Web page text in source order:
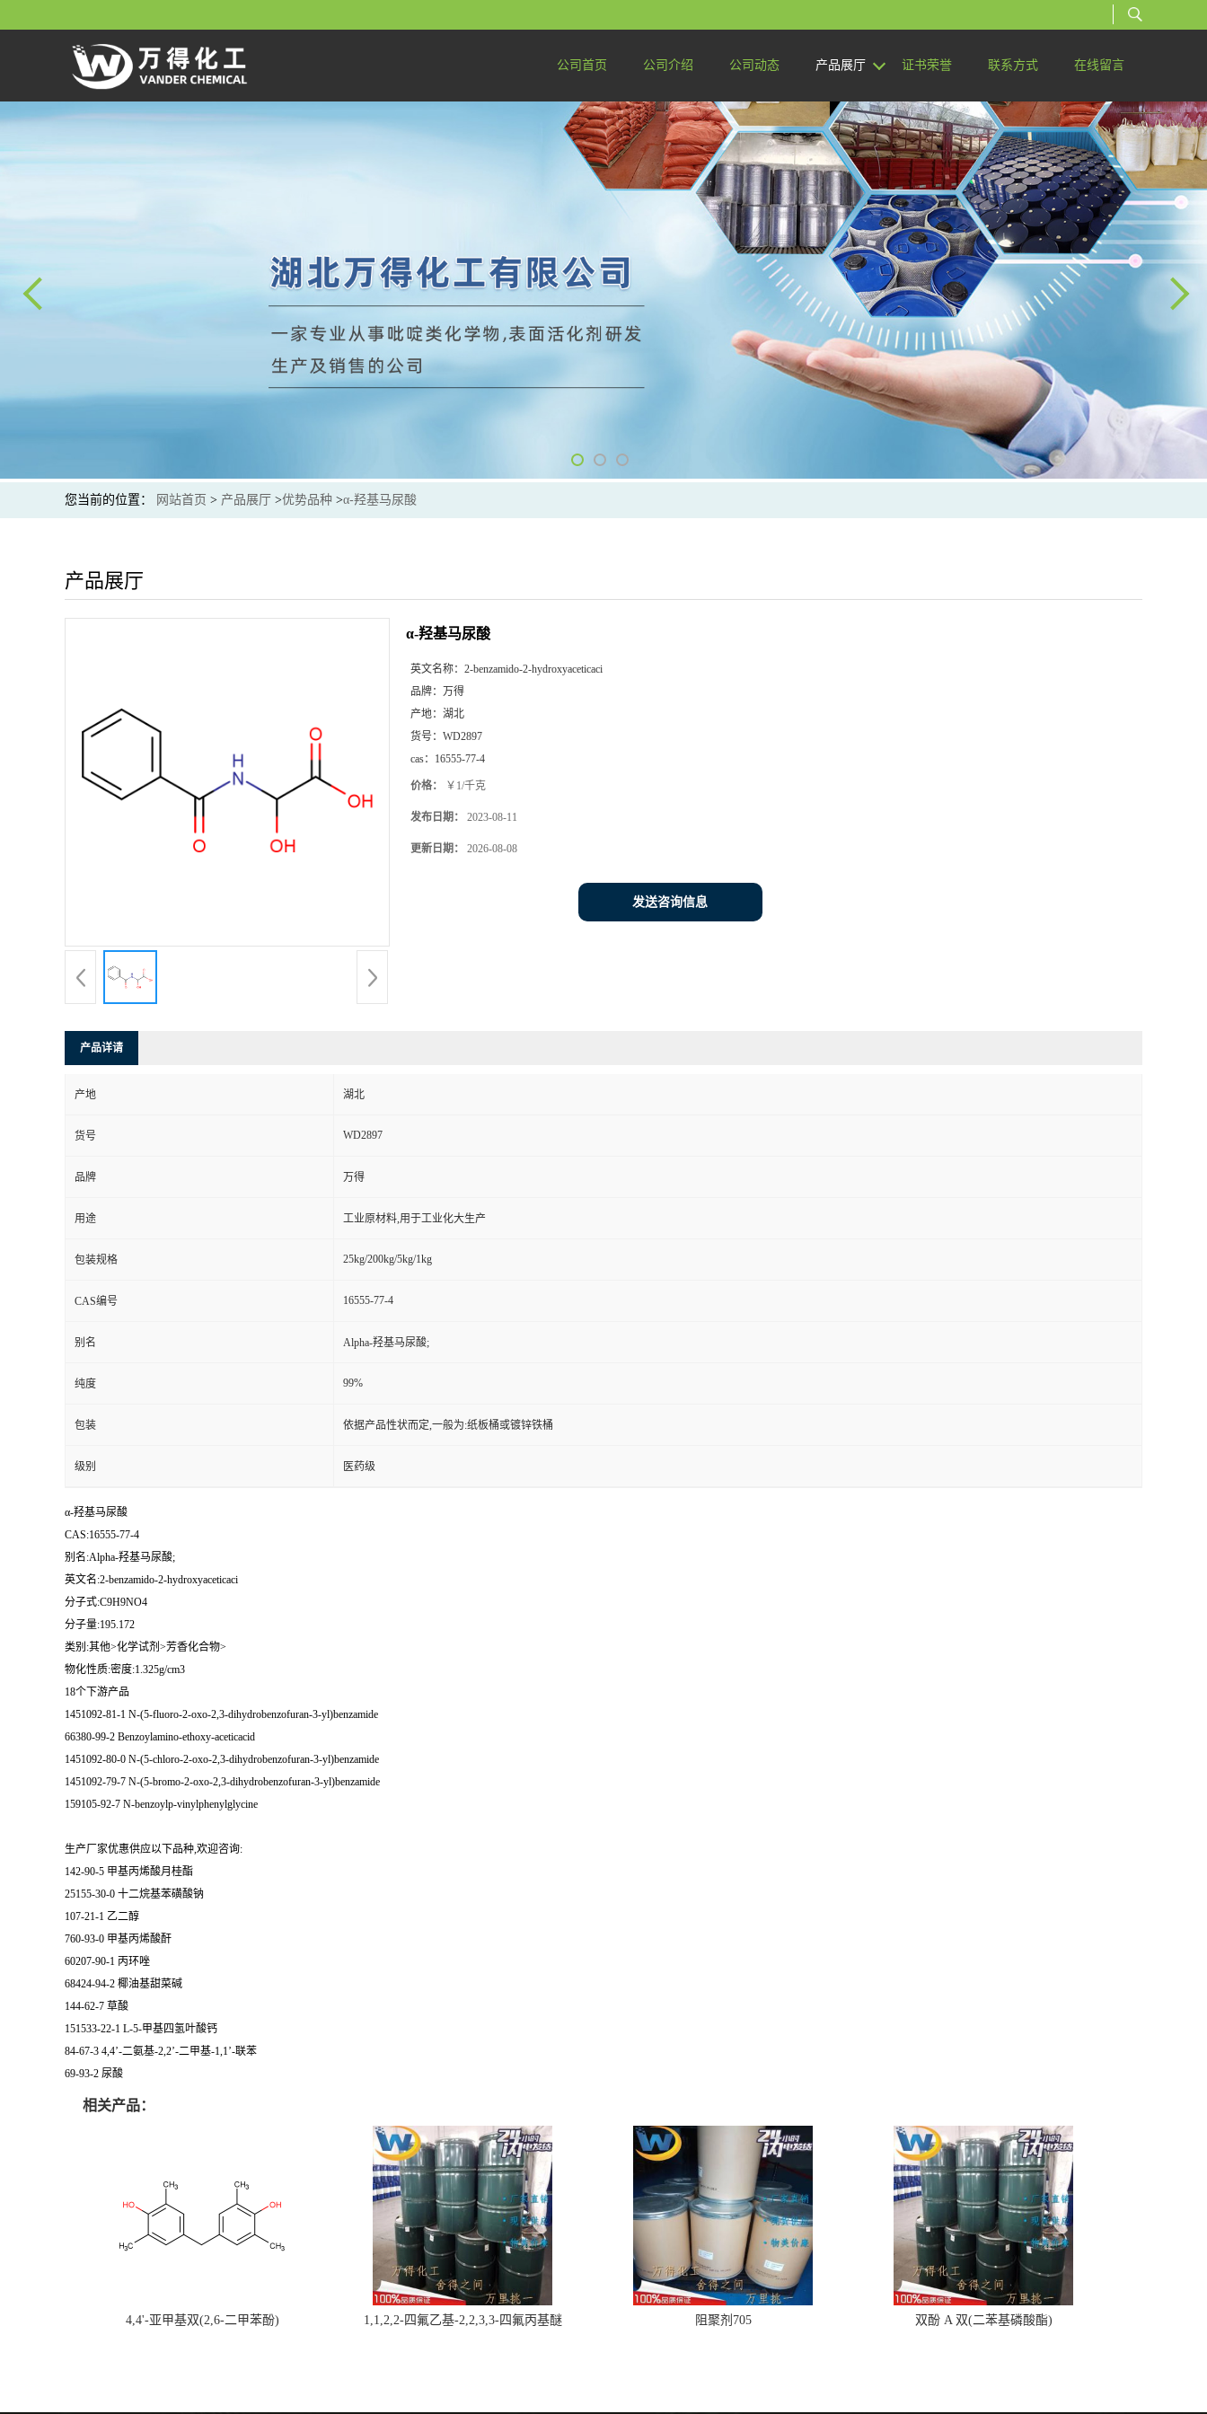
公司首页 公司介绍 公司动态 产品展厅 证书荣誉 联系方式 在线留言
您当前的位置： 网站首页 > 产品展厅 >优势品种 >α-羟基马尿酸
产品展厅
α-羟基马尿酸
英文名称： 2-benzamido-2-hydroxyaceticaci
品牌： 万得
产地： 湖北
货号： WD2897
cas： 16555-77-4
价格： ￥1/千克
发布日期： 2023-08-11
更新日期： 2026-08-08
发送咨询信息
产品详请
产地 湖北
货号 WD2897
品牌 万得
用途 工业原材料,用于工业化大生产
包装规格 25kg/200kg/5kg/1kg
CAS编号 16555-77-4
别名 Alpha-羟基马尿酸;
纯度 99%
包装 依据产品性状而定,一般为:纸板桶或镀锌铁桶
级别 医药级
α-羟基马尿酸
CAS:16555-77-4
别名:Alpha-羟基马尿酸;
英文名:2-benzamido-2-hydroxyaceticaci
分子式:C9H9NO4
分子量:195.172
类别:其他>化学试剂>芳香化合物>
物化性质:密度:1.325g/cm3
18个下游产品
1451092-81-1 N-(5-fluoro-2-oxo-2,3-dihydrobenzofuran-3-yl)benzamide
66380-99-2 Benzoylamino-ethoxy-aceticacid
1451092-80-0 N-(5-chloro-2-oxo-2,3-dihydrobenzofuran-3-yl)benzamide
1451092-79-7 N-(5-bromo-2-oxo-2,3-dihydrobenzofuran-3-yl)benzamide
159105-92-7 N-benzoylp-vinylphenylglycine
生产厂家优惠供应以下品种,欢迎咨询:
142-90-5 甲基丙烯酸月桂酯
25155-30-0 十二烷基苯磺酸钠
107-21-1 乙二醇
760-93-0 甲基丙烯酸酐
60207-90-1 丙环唑
68424-94-2 椰油基甜菜碱
144-62-7 草酸
151533-22-1 L-5-甲基四氢叶酸钙
84-67-3 4,4’-二氨基-2,2’-二甲基-1,1’-联苯
69-93-2 尿酸
相关产品：
4,4'-亚甲基双(2,6-二甲苯酚) 1,1,2,2-四氟乙基-2,2,3,3-四氟丙基醚 阻聚剂705 双酚 A 双(二苯基磷酸酯)